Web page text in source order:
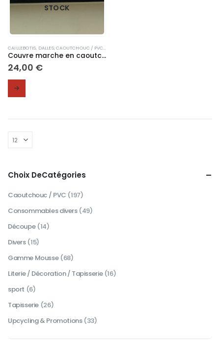
STOCK
CAILLEBOTIS, DALLES,CAOUTCHOUC / PVC,COUVRE MARCHES
Couvre marche en caoutchouc profil Picot
24,00 €
Choix DeCatégories
Caoutchouc / PVC (197)
Consommables divers (49)
Découpe (14)
Divers (15)
Gamme Mousse (68)
Literie / Décoration / Tapisserie (16)
sport (6)
Tapisserie (26)
Upcycling & Promotions (33)